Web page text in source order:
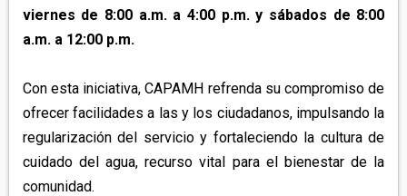
viernes de 8:00 a.m. a 4:00 p.m. y sábados de 8:00
a.m. a 12:00 p.m.
Con esta iniciativa, CAPAMH refrenda su compromiso de
ofrecer facilidades a las y los ciudadanos, impulsando la
regularización del servicio y fortaleciendo la cultura de
cuidado del agua, recurso vital para el bienestar de la
comunidad.